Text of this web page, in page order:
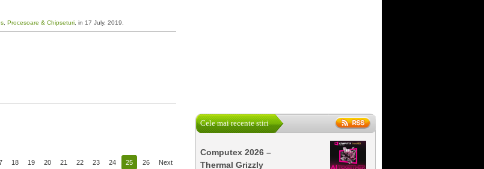
, Procesoare & Chipseturi, in 17 July, 2019.
18 19 20 21 22 23 24 25 26 Next
Cele mai recente stiri
Computex 2026 –
Thermal Grizzly